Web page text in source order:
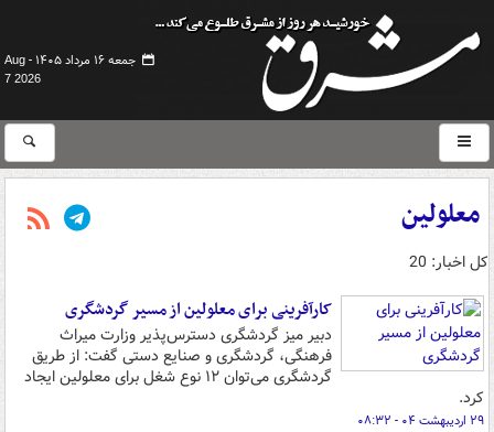
جمعه ۱۶ مرداد ۱۴۰۵ -
Aug
7 2026
معلولین
کل اخبار: 20
کارآفرینی برای معلولین از مسیر گردشگری
دبیر میز گردشگری دسترس‌پذیر وزارت میراث
فرهنگی، گردشگری و صنایع دستی گفت: از طریق
گردشگری می‌توان ۱۲ نوع شغل برای معلولین ایجاد
کرد.
۲۹ اردیبهشت ۰۴ - ۰۸:۳۲